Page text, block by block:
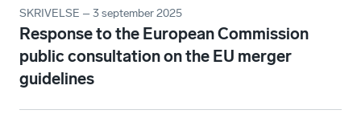
SKRIVELSE – 3 september 2025
Response to the European Commission
public consultation on the EU merger
guidelines